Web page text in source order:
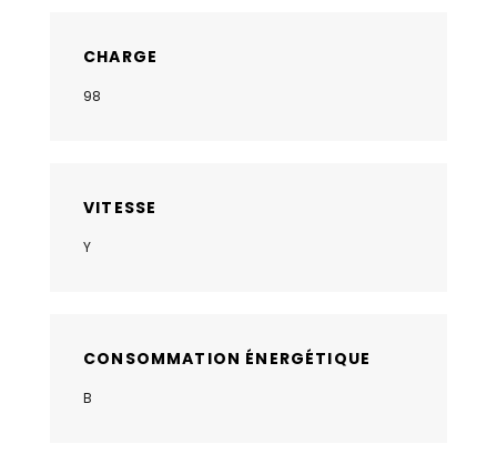
CHARGE
98
VITESSE
Y
CONSOMMATION ÉNERGÉTIQUE
B